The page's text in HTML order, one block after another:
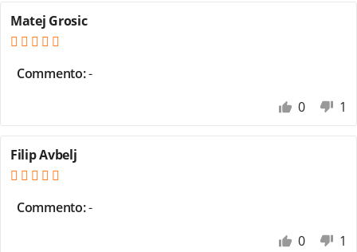
Matej Grosic
Commento:-
0
1
Filip Avbelj
Commento:-
0
1